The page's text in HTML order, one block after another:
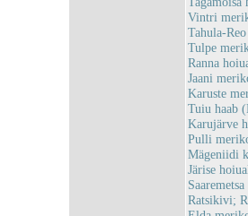
Vintri
Tahula-
Tulpe
Ranna
Jaani
Karuste
Tuiu haab
Karujärve
Pulli
Mägeniidi
Järise
Ratsikivi;